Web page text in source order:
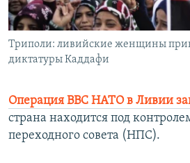
СОЦИАЛЬНЫЕ СЕТИ
Все сайты РСЕ/РС
Триполи: ливийские женщины
диктатуры Каддафи
Операция ВВС НАТО в Ливии
страна находится под
переходного совета (НПС).